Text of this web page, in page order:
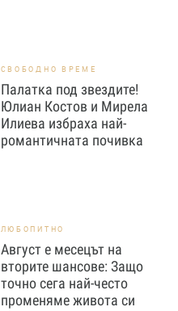
СВОБОДНО ВРЕМЕ
Палатка под звездите!
Юлиан Костов и Мирела
Илиева избраха най-
романтичната почивка
ЛЮБОПИТНО
Август е месецът на
вторите шансове: Защо
точно сега най-често
променяме живота си